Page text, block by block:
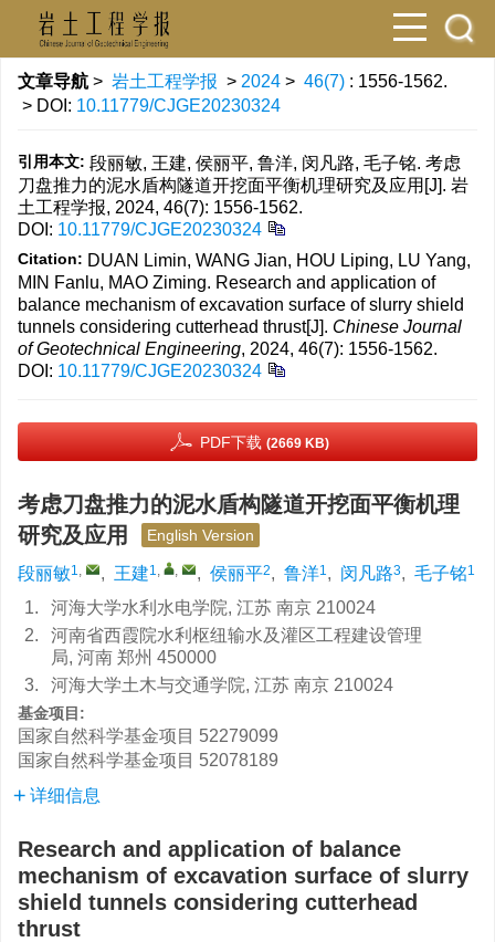
文章导航 > 岩土工程学报 > 2024 > 46(7) : 1556-1562.
> DOI: 10.11779/CJGE20230324
引用本文: 段丽敏, 王建, 侯丽平, 鲁洋, 闵凡路, 毛子铭. 考虑
刀盘推力的泥水盾构隧道开挖面平衡机理研究及应用[J]. 岩
土工程学报, 2024, 46(7): 1556-1562.
DOI: 10.11779/CJGE20230324
Citation: DUAN Limin, WANG Jian, HOU Liping, LU Yang,
MIN Fanlu, MAO Ziming. Research and application of
balance mechanism of excavation surface of slurry shield
tunnels considering cutterhead thrust[J]. Chinese Journal
of Geotechnical Engineering, 2024, 46(7): 1556-1562.
DOI: 10.11779/CJGE20230324
PDF下载 (2669 KB)
考虑刀盘推力的泥水盾构隧道开挖面平衡机理
研究及应用
English Version
段丽敏1, , 王建1, , , 侯丽平2, 鲁洋1, 闵凡路3, 毛子铭1
1.
河海大学水利水电学院, 江苏 南京 210024
2.
河南省西霞院水利枢纽输水及灌区工程建设管理
局, 河南 郑州 450000
3.
河海大学土木与交通学院, 江苏 南京 210024
基金项目:
国家自然科学基金项目 52279099
国家自然科学基金项目 52078189
详细信息
Research and application of balance
mechanism of excavation surface of slurry
shield tunnels considering cutterhead
thrust